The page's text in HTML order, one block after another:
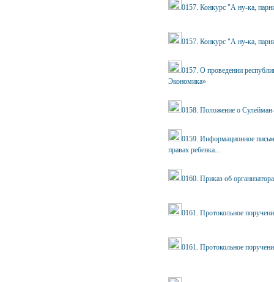
0157. Конкурс "А ну-ка,
0157. Конкурс "А ну-ка,
0157. О проведении
Экономика»
0158. Положение о
0159. Информационное
правах ребенка...
0160. Приказ об
0161. Протокольное
0161. Протокольное